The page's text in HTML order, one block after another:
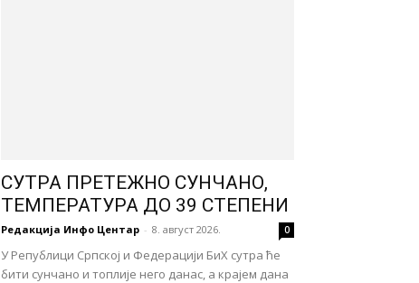
СУТРА ПРЕТЕЖНО СУНЧАНО,
ТЕМПЕРАТУРА ДО 39 СТЕПЕНИ
Редакција Инфо Центар - 8. август 2026. 0
У Републици Српској и Федерацији БиХ сутра ће
бити сунчано и топлије него данас, а крајем дана